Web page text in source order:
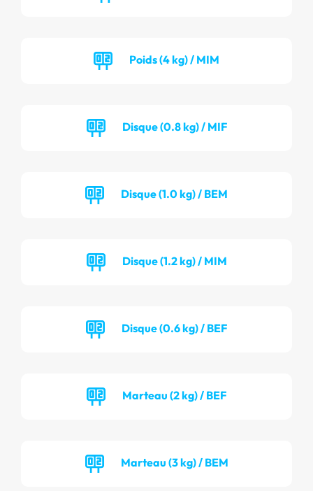
Poids (4 kg) / MIM
Disque (0.8 kg) / MIF
Disque (1.0 kg) / BEM
Disque (1.2 kg) / MIM
Disque (0.6 kg) / BEF
Marteau (2 kg) / BEF
Marteau (3 kg) / BEM